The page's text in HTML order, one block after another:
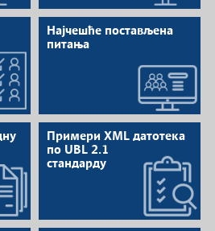
Најчешће постављена
питања
Примери XML датотека
по UBL 2.1
стандарду